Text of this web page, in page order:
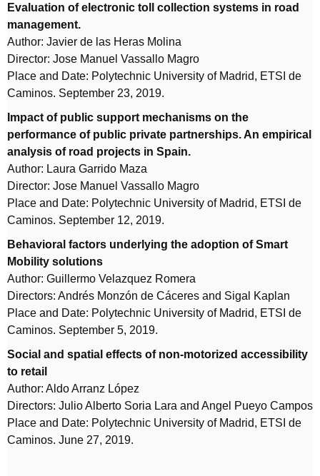
Evaluation of electronic toll collection systems in road
management.
Author: Javier de las Heras Molina
Director: Jose Manuel Vassallo Magro
Place and Date: Polytechnic University of Madrid, ETSI de
Caminos. September 23, 2019.
Impact of public support mechanisms on the
performance of public private partnerships. An empirical
analysis of road projects in Spain.
Author: Laura Garrido Maza
Director: Jose Manuel Vassallo Magro
Place and Date: Polytechnic University of Madrid, ETSI de
Caminos. September 12, 2019.
Behavioral factors underlying the adoption of Smart
Mobility solutions
Author: Guillermo Velazquez Romera
Directors: Andrés Monzón de Cáceres and Sigal Kaplan
Place and Date: Polytechnic University of Madrid, ETSI de
Caminos. September 5, 2019.
Social and spatial effects of non-motorized accessibility
to retail
Author: Aldo Arranz López
Directors: Julio Alberto Soria Lara and Angel Pueyo Campos
Place and Date: Polytechnic University of Madrid, ETSI de
Caminos. June 27, 2019.